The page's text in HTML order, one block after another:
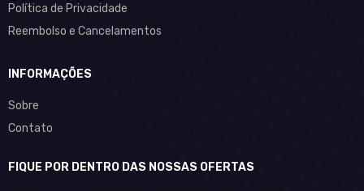
Política de Privacidade
Reembolso e Cancelamentos
INFORMAÇÕES
Sobre
Contato
FIQUE POR DENTRO DAS NOSSAS OFERTAS